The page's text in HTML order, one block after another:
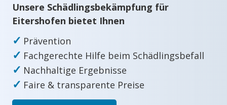
Unsere Schädlingsbekämpfung für
Eitershofen bietet Ihnen
✓ Prävention
✓ Fachgerechte Hilfe beim Schädlingsbefall
✓ Nachhaltige Ergebnisse
✓ Faire & transparente Preise